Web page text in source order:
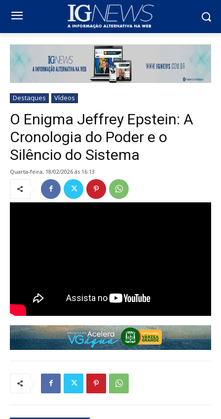
Destaques Vídeos
O Enigma Jeffrey Epstein: A
Cronologia do Poder e o
Silêncio do Sistema
quarta-feira, 18/02/2026 ás 16:13